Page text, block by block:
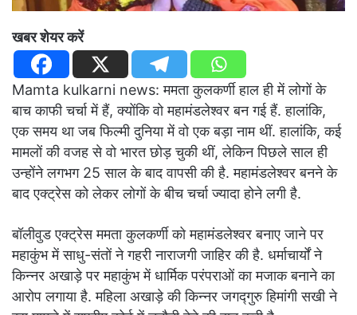
खबर शेयर करें
Mamta kulkarni news: ममता कुलकर्णी हाल ही में लोगों के
बाच काफी चर्चा में हैं, क्योंकि वो महामंडलेश्वर बन गई हैं. हालांकि,
एक समय था जब फिल्मी दुनिया में वो एक बड़ा नाम थीं. हालांकि, कई
मामलों की वजह से वो भारत छोड़ चुकी थीं, लेकिन पिछले साल ही
उन्होंने लगभग 25 साल के बाद वापसी की है. महामंडलेश्वर बनने के
बाद एक्ट्रेस को लेकर लोगों के बीच चर्चा ज्यादा होने लगी है.
बॉलीवुड एक्ट्रेस ममता कुलकर्णी को महामंडलेश्वर बनाए जाने पर
महाकुंभ में साधु-संतों ने गहरी नाराजगी जाहिर की है. धर्माचार्यों ने
किन्नर अखाड़े पर महाकुंभ में धार्मिक परंपराओं का मजाक बनाने का
आरोप लगाया है. महिला अखाड़े की किन्नर जगद्गुरु हिमांगी सखी ने